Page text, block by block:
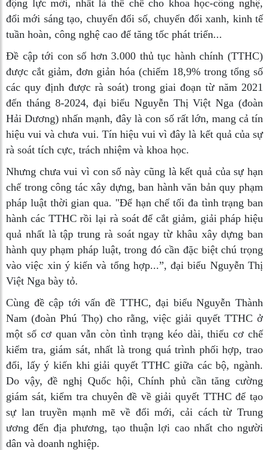
động lực mới, nhất là thể chế cho khoa học-công nghệ,
đổi mới sáng tạo, chuyển đổi số, chuyển đổi xanh, kinh tế
tuần hoàn, công nghệ cao để tăng tốc phát triển...
Đề cập tới con số hơn 3.000 thủ tục hành chính (TTHC)
được cắt giảm, đơn giản hóa (chiếm 18,9% trong tổng số
các quy định được rà soát) trong giai đoạn từ năm 2021
đến tháng 8-2024, đại biểu Nguyễn Thị Việt Nga (đoàn
Hải Dương) nhấn mạnh, đây là con số rất lớn, mang cả tín
hiệu vui và chưa vui. Tín hiệu vui vì đây là kết quả của sự
rà soát tích cực, trách nhiệm và khoa học.
Nhưng chưa vui vì con số này cũng là kết quả của sự hạn
chế trong công tác xây dựng, ban hành văn bản quy phạm
pháp luật thời gian qua. "Để hạn chế tối đa tình trạng ban
hành các TTHC rồi lại rà soát để cắt giảm, giải pháp hiệu
quả nhất là tập trung rà soát ngay từ khâu xây dựng ban
hành quy phạm pháp luật, trong đó cần đặc biệt chú trọng
vào việc xin ý kiến và tổng hợp...”, đại biểu Nguyễn Thị
Việt Nga bày tỏ.
Cùng đề cập tới vấn đề TTHC, đại biểu Nguyễn Thành
Nam (đoàn Phú Thọ) cho rằng, việc giải quyết TTHC ở
một số cơ quan vẫn còn tình trạng kéo dài, thiếu cơ chế
kiểm tra, giám sát, nhất là trong quá trình phối hợp, trao
đổi, lấy ý kiến khi giải quyết TTHC giữa các bộ, ngành.
Do vậy, đề nghị Quốc hội, Chính phủ cần tăng cường
giám sát, kiểm tra chuyên đề về giải quyết TTHC để tạo
sự lan truyền mạnh mẽ về đổi mới, cải cách từ Trung
ương đến địa phương, tạo thuận lợi cao nhất cho người
dân và doanh nghiệp.